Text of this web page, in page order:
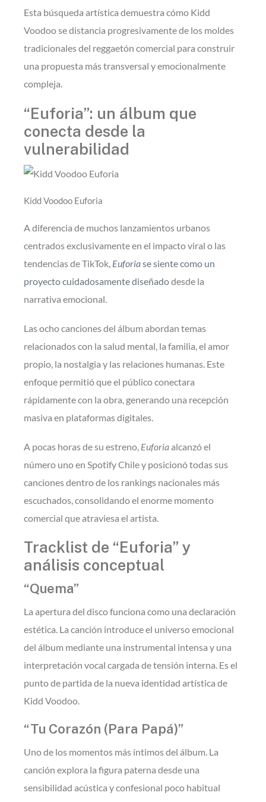
Esta búsqueda artística demuestra cómo Kidd
Voodoo se distancia progresivamente de los moldes
tradicionales del reggaetón comercial para construir
una propuesta más transversal y emocionalmente
compleja.
“Euforia”: un álbum que
conecta desde la
vulnerabilidad
Kidd Voodoo Euforia
A diferencia de muchos lanzamientos urbanos
centrados exclusivamente en el impacto viral o las
tendencias de TikTok, Euforiase siente como un
proyecto cuidadosamente diseñadodesde la
narrativa emocional.
Las ocho canciones del álbum abordan temas
relacionados con la salud mental, la familia, el amor
propio, la nostalgia y las relaciones humanas. Este
enfoque permitió que el público conectara
rápidamente con la obra, generando una recepción
masiva en plataformas digitales.
A pocas horas de su estreno, Euforiaalcanzó el
número uno en Spotify Chile y posicionó todas sus
canciones dentro de los rankings nacionales más
escuchados, consolidando el enorme momento
comercial que atraviesa el artista.
Tracklist de “Euforia” y
análisis conceptual
“Quema”
La apertura del disco funciona como una declaración
estética. La canción introduce el universo emocional
del álbum mediante una instrumental intensa y una
interpretación vocal cargada de tensión interna. Es el
punto de partida de la nueva identidad artística de
Kidd Voodoo.
“Tu Corazón (Para Papá)”
Uno de los momentos más íntimos del álbum. La
canción explora la figura paterna desde una
sensibilidad acústica y confesional poco habitual